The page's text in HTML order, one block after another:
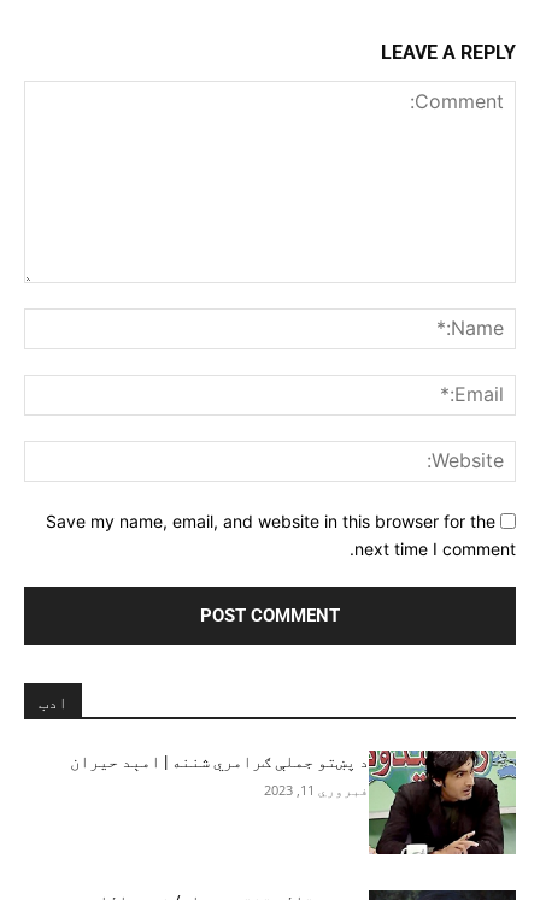
LEAVE A REPLY
Save my name, email, and website in this browser for the
next time I comment.
ادب
د پښتو جملې ګرامري شننه | امېد حیران
فبروري 11, 2023